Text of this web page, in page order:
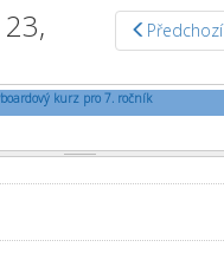
Předchozí
kurz pro 7. ročník